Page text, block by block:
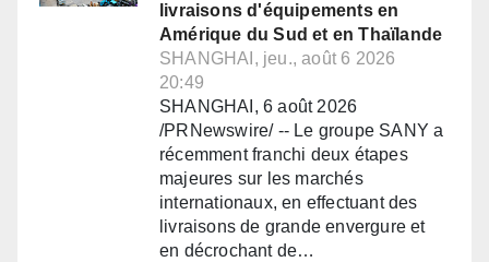
livraisons d'équipements en
Amérique du Sud et en Thaïlande
SHANGHAI, jeu., août 6 2026
20:49
SHANGHAI, 6 août 2026
/PRNewswire/ -- Le groupe SANY a
récemment franchi deux étapes
majeures sur les marchés
internationaux, en effectuant des
livraisons de grande envergure et
en décrochant de…